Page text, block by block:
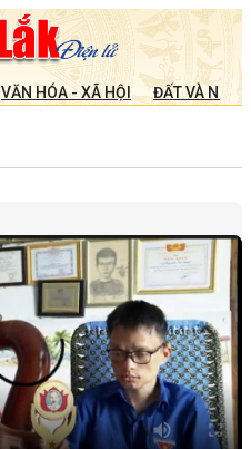
VĂN HÓA - XÃ HỘI ĐẤT VÀ